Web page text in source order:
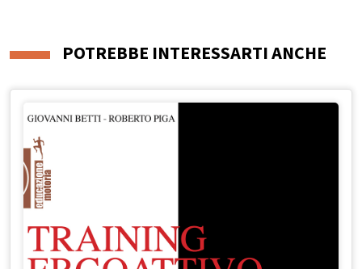
POTREBBE INTERESSARTI ANCHE